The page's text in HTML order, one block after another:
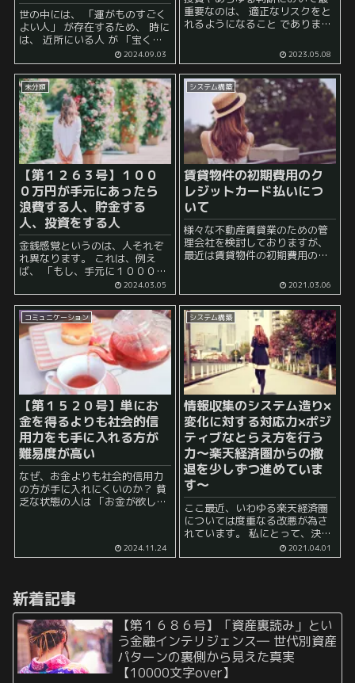
世の中には、 「運がものすごく
よい人」 が存在するため、 時に
は、 近所にいる人 が 「宝くじ
で○○円分当たった！」 となる
場合もあることでしょう。 その
ような事態に直面した時、人は
色々なこ...
2024.09.03
重要なのは、 適正なリスクをと
れるようになること でありま
「危ないことはやらないで！」
「リスクを取らないで！」 と周
りの人から言われたかと思え
ば、 ...
2023.05.08
未分類
【第１２６３号】１００
０万円が手元にあったら
浪費する人、貯金する
人、投資をする人
金銭感覚というのは、人それぞ
れ異なります。 これは、例え
ば、 「もし、手元に１０００万
円があったらあなたは何に使う
か？」 という問いに対してどの
ように答えるのか、などという
ときに浮き彫りになります。 こ
れに対して、...
2024.03.05
システム構築
賃貸物件の初期費用のク
レジットカード払いにつ
いて
様々な不動産賃貸業のための管
理会社を検討しておりますが、
最近は賃貸物件の初期費用のカ
かなり進んでいるようです。 た
まに、クレジットカード払い可
能と書いてあるにも関わらず、
仲介手数料しか対応していない
ところ...
2021.03.06
コミュニケーション
【第１５２０号】単にお
金を得るよりも社会的信
用力をも手に入れる方が
難易度が高い
なぜ、お金よりも社会的信用力
の方が手に入れにくいのか？ 貧
乏な状態の人は 「お金が欲し
ません。 とはいえ、ともす...
2024.11.24
システム構築
情報収集のシステム造り×
変化に対する対応力×ポジ
ティブなとらえ方を行う
力～楽天経済圏からの撤
退を少しずつ進めていま
す～
ここ最近、いわゆる楽天経済圏
については度重なる改悪が為さ
れています。 私にとって、決定
的な出来事は2021年1月に突如
発表されたゴールドカードによ
2021.04.01
新着記事
【第１６８６号】「資産裏読み」とい
う金融インテリジェンス― 世代別資産
パターンの裏側から見えた真実
【10000文字over】